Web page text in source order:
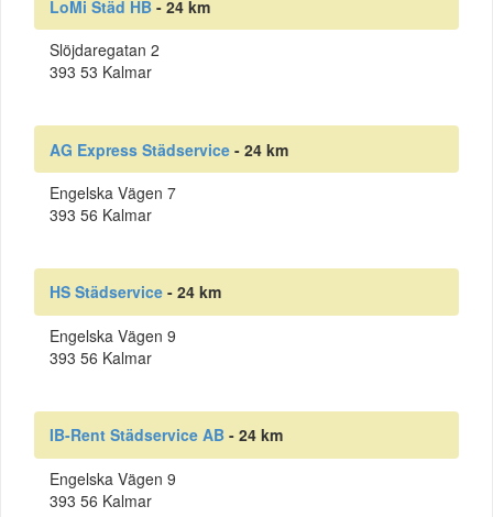
LoMi Städ HB - 24 km
Slöjdaregatan 2
393 53 Kalmar
AG Express Städservice - 24 km
Engelska Vägen 7
393 56 Kalmar
HS Städservice - 24 km
Engelska Vägen 9
393 56 Kalmar
IB-Rent Städservice AB - 24 km
Engelska Vägen 9
393 56 Kalmar